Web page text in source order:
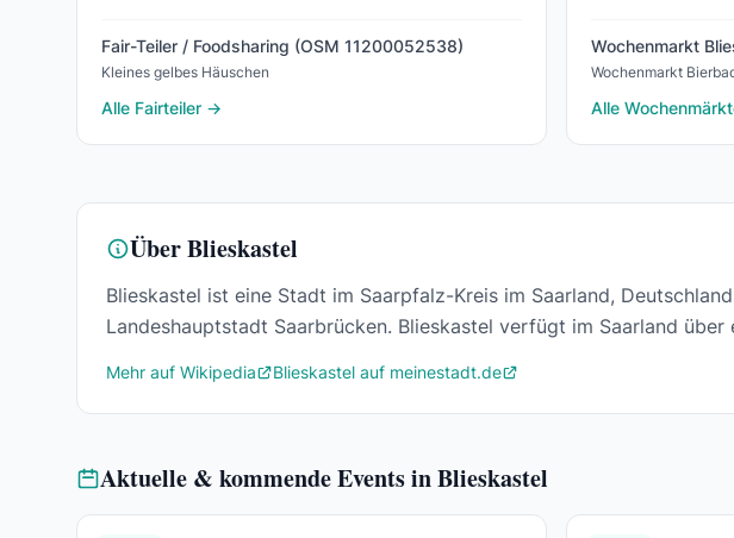
Fair-Teiler / Foodsharing (OSM 11200052538)
Kleines gelbes Häuschen
Alle Fairteiler →
Wochenmarkt
Wochenmarkt
Alle
Über Blieskastel
Blieskastel ist eine Stadt im Saarpfalz-Kreis im Saarland,
Landeshauptstadt Saarbrücken. Blieskastel verfügt im Saarland
Mehr auf Wikipedia Blieskastel auf meinestadt.de
Aktuelle & kommende Events in Blieskastel